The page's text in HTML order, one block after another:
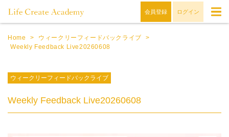
会員登録 ログイン
Home > ウィークリーフィードバックライブ
>
Weekly Feedback Live20260608
ウィークリーフィードバックライブ
Weekly Feedback Live20260608